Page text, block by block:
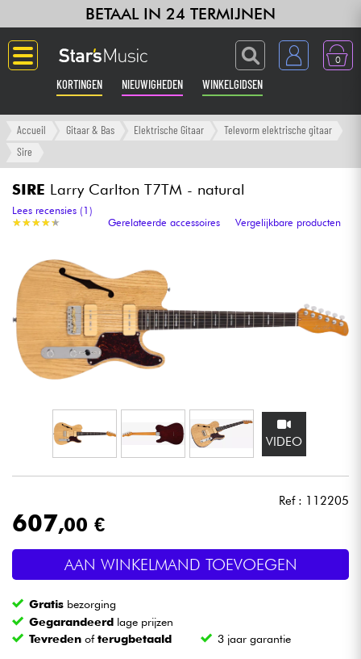
BETAAL IN 24 TERMIJNEN
0
KORTINGEN NIEUWIGHEDEN WINKELGIDSEN
Langue
Versterker & Effecten
Synths & samplers
Home-studio
Hoofdtelefoon
Microfoon
Licht
Blaasinstrument
Accueil Gitaar & Bas Elektrische Gitaar
Televorm elektrische gitaar
Sire
SIRE Larry Carlton T7TM - natural
★★★★★
★★★★★
Lees recensies (1)
Gerelateerde accessoires
Vergelijkbare producten
VIDEO
Ref : 112205
607,00 €
AAN WINKELMAND TOEVOEGEN
Gratis bezorging
Gegarandeerd lage prijzen
Tevreden ofterugbetaald 3 jaar garantie